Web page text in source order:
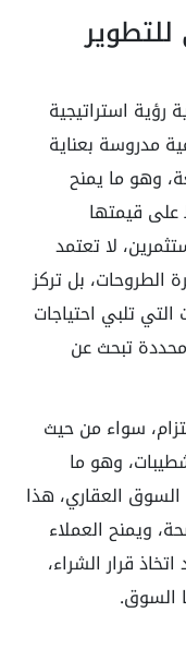
استراتيجية
مدروسة بعناية
وهو ما يمنح
على قيمتها
لا تعتمد
الطروحات، بل تركز
تلبي احتياجات
تبحث عن
سواء من حيث
وهو ما
العقاري، هذا
ويمنح العملاء
قرار الشراء،
السوق.